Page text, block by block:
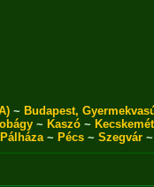
~ Budapest,
~ Kaszó ~ Kecskemét
Pálháza~ Pécs~ Szegvár~